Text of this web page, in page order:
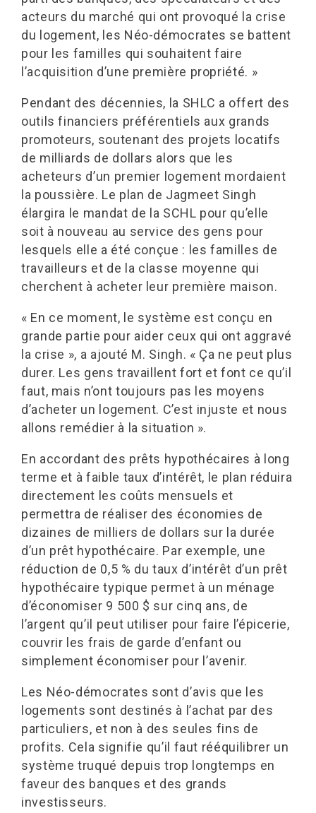
acteurs du marché qui ont provoqué la crise
du logement, les Néo-démocrates se battent
pour les familles qui souhaitent faire
l’acquisition d’une première propriété. »
Pendant des décennies, la SHLC a offert des
outils financiers préférentiels aux grands
promoteurs, soutenant des projets locatifs
de milliards de dollars alors que les
acheteurs d’un premier logement mordaient
la poussière. Le plan de Jagmeet Singh
élargira le mandat de la SCHL pour qu’elle
soit à nouveau au service des gens pour
lesquels elle a été conçue : les familles de
travailleurs et de la classe moyenne qui
cherchent à acheter leur première maison.
« En ce moment, le système est conçu en
grande partie pour aider ceux qui ont aggravé
la crise », a ajouté M. Singh. « Ça ne peut plus
durer. Les gens travaillent fort et font ce qu’il
faut, mais n’ont toujours pas les moyens
d’acheter un logement. C’est injuste et nous
allons remédier à la situation ».
En accordant des prêts hypothécaires à long
terme et à faible taux d’intérêt, le plan réduira
directement les coûts mensuels et
permettra de réaliser des économies de
dizaines de milliers de dollars sur la durée
d’un prêt hypothécaire. Par exemple, une
réduction de 0,5 % du taux d’intérêt d’un prêt
hypothécaire typique permet à un ménage
d’économiser 9 500 $ sur cinq ans, de
l’argent qu’il peut utiliser pour faire l’épicerie,
couvrir les frais de garde d’enfant ou
simplement économiser pour l’avenir.
Les Néo-démocrates sont d’avis que les
logements sont destinés à l’achat par des
particuliers, et non à des seules fins de
profits. Cela signifie qu’il faut rééquilibrer un
système truqué depuis trop longtemps en
faveur des banques et des grands
investisseurs.